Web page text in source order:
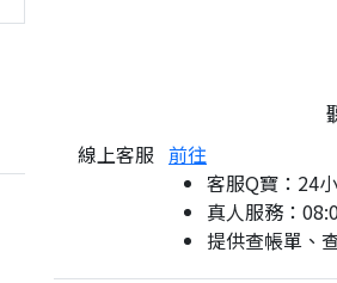
線上客服 前往
客服Q寶：24
真人服務：
提供查帳單、